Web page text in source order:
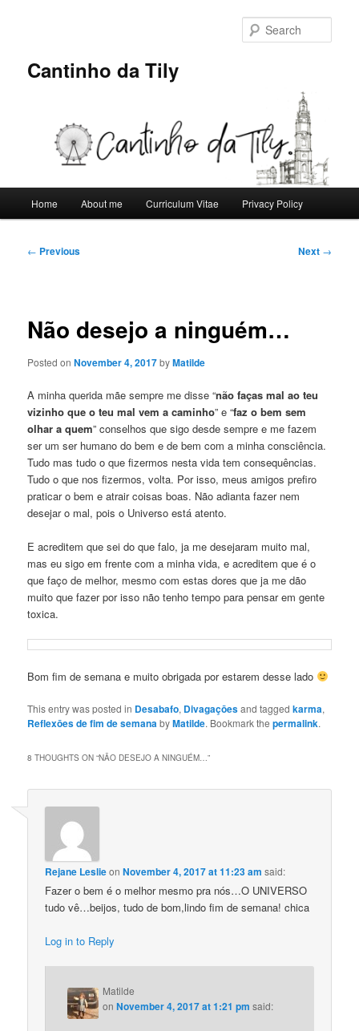
Cantinho da Tily
Home About me Curriculum Vitae Privacy Policy
Post
← Previous Next →
Não desejo a ninguém…
Posted onNovember 4, 2017byMatilde
A minha querida mãe sempre me disse “não faças mal ao teu
vizinho que o teu mal vem a caminho” e “faz o bem sem
olhar a quem” conselhos que sigo desde sempre e me fazem
ser um ser humano do bem e de bem com a minha consciência.
Tudo mas tudo o que fizermos nesta vida tem consequências.
Tudo o que nos fizermos, volta. Por isso, meus amigos prefiro
praticar o bem e atrair coisas boas. Não adianta fazer nem
desejar o mal, pois o Universo está atento.
E acreditem que sei do que falo, ja me desejaram muito mal,
mas eu sigo em frente com a minha vida, e acreditem que é o
que faço de melhor, mesmo com estas dores que ja me dão
muito que fazer por isso não tenho tempo para pensar em gente
toxica.
Bom fim de semana e muito obrigada por estarem desse lado
This entry was posted in Desabafo, Divagaçōesand taggedkarma,
Reflexōes de fim de semanabyMatilde. Bookmark thepermalink.
8 THOUGHTS ON “NÃO DESEJO A NINGUÉM…”
Rejane LeslieonNovember 4, 2017 at 11:23 am said:
Fazer o bem é o melhor mesmo pra nós…O UNIVERSO
tudo vê…beijos, tudo de bom,lindo fim de semana! chica
Log in to Reply
Matilde
onNovember 4, 2017 at 1:21 pm said: